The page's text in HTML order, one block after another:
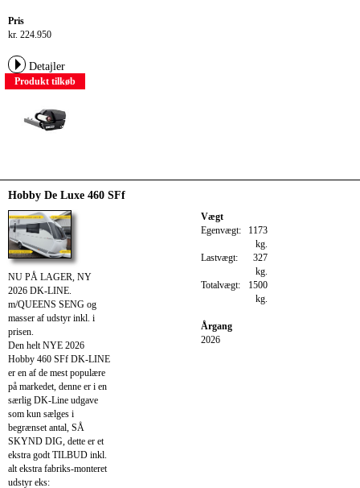
Pris
kr. 224.950
Detajler
Produkt tilkøb
Hobby De Luxe 460 SFf
NU PÅ LAGER, NY
2026 DK-LINE.
m/QUEENS SENG og
masser af udstyr inkl. i
prisen.
Den helt NYE 2026
Hobby 460 SFf DK-LINE
er en af de mest populære
på markedet, denne er i en
særlig DK-Line udgave
som kun sælges i
begrænset antal, SÅ
SKYND DIG, dette er et
ekstra godt TILBUD inkl.
alt ekstra fabriks-monteret
udstyr eks:
Vægt
Egenvægt: 1173
kg.
Lastvægt:
327
kg.
Totalvægt:
1500
kg.
Årgang
2026